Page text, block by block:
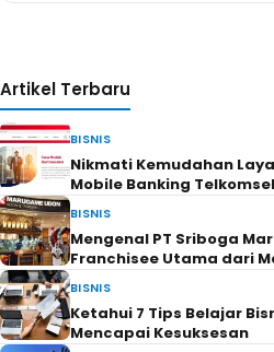
Artikel Terbaru
BISNIS
Nikmati Kemudahan
Mobile Banking Telkomsel
BISNIS
Mengenal PT Sriboga
Franchisee Utama dari
BISNIS
Ketahui 7 Tips Belajar
Mencapai Kesuksesan